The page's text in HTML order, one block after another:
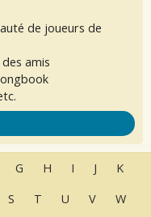
de joueurs de
amis
G H I J
K
S T U V W